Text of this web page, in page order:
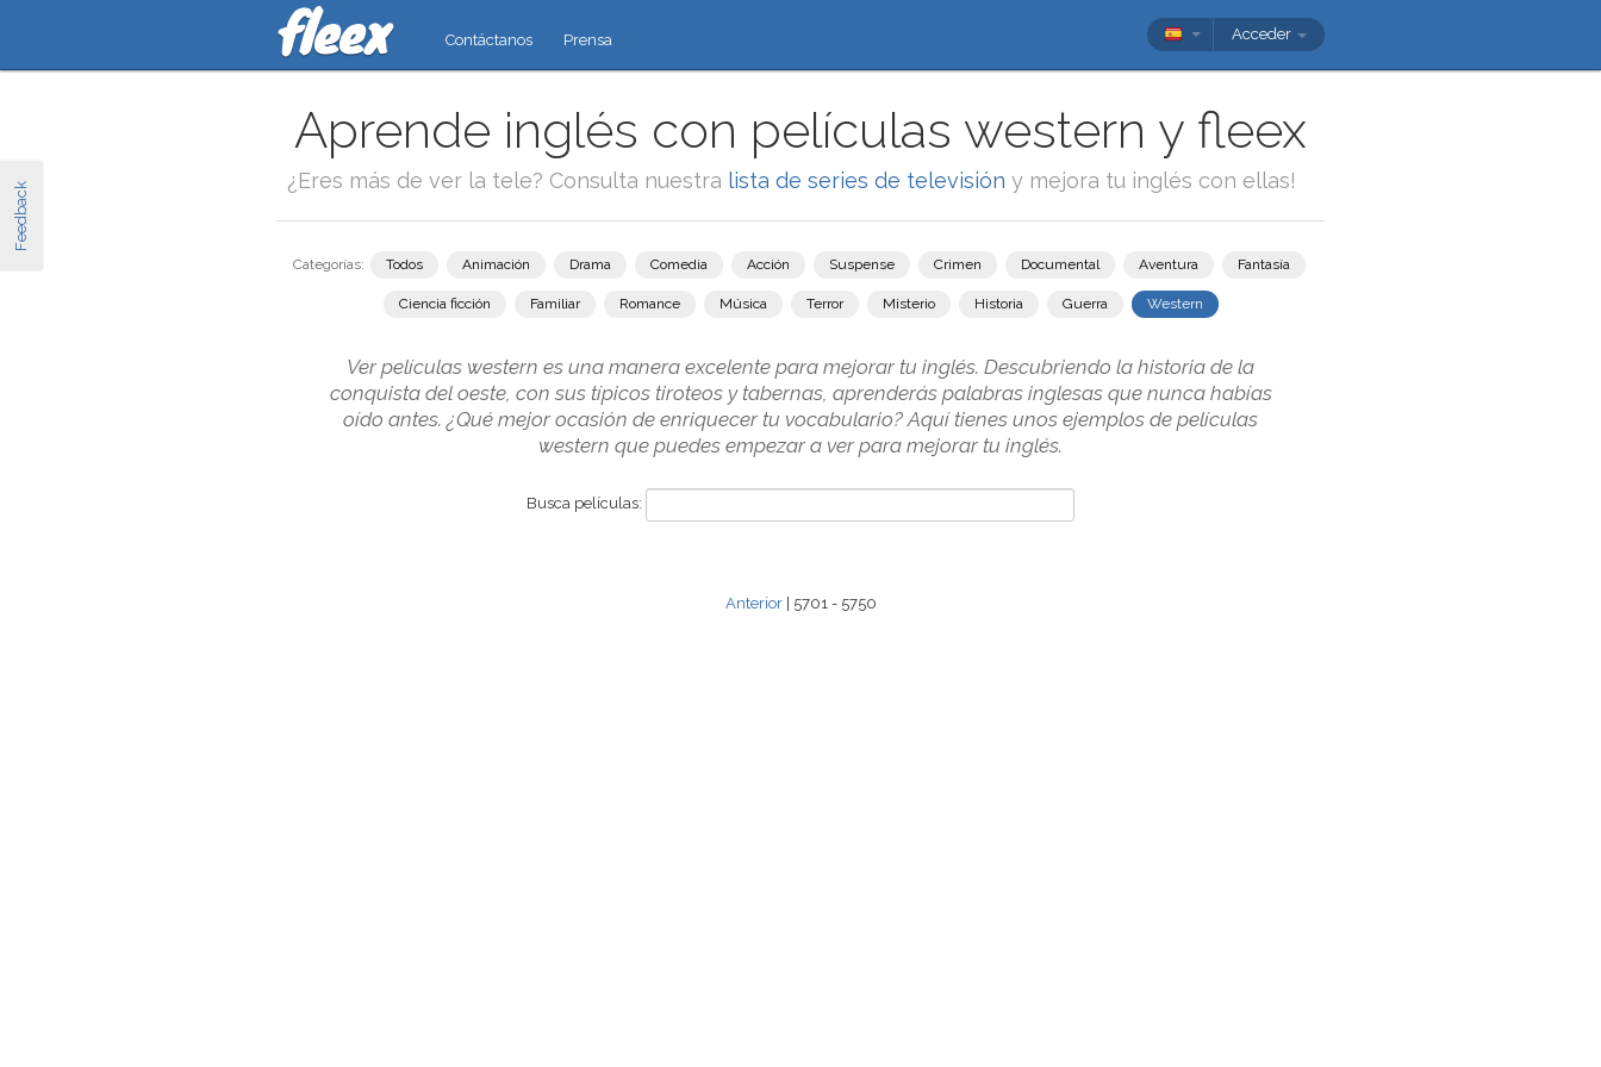
Feedback
Contáctanos Prensa Acceder
Aprende inglés con películas western y fleex
¿Eres más de ver la tele? Consulta nuestra lista de series de televisión y mejora tu inglés con ellas!
Categorías: Todos Animación Drama Comedia Acción Suspense Crimen Documental Aventura Fantasía
Ciencia ficción Familiar Romance Música Terror Misterio Historia Guerra Western
Ver películas western es una manera excelente para mejorar tu inglés. Descubriendo la historia de la
conquista del oeste, con sus típicos tiroteos y tabernas, aprenderás palabras inglesas que nunca habías
oído antes. ¿Qué mejor ocasión de enriquecer tu vocabulario? Aquí tienes unos ejemplos de películas
western que puedes empezar a ver para mejorar tu inglés.
Busca películas:
Anterior| 5701 - 5750